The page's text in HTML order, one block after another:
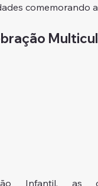
comemorando
Infantil, as